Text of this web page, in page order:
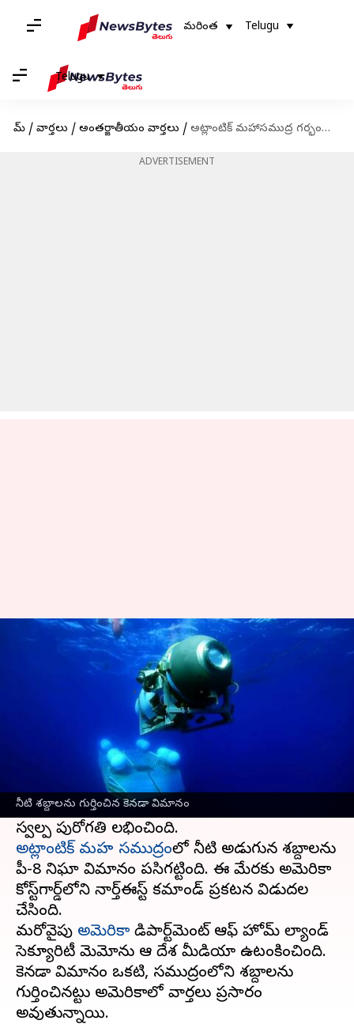
మరింత Telugu
Telugu
హోమ్ / వార్తలు / అంతర్జాతీయం వార్తలు / అట్లాంటిక్ మహాసముద్ర గర్భంలో నీటి శబ్ధాలను గుర్తించిన కెనడా విమానం
ADVERTISEMENT
నీటి శబ్దాలను గుర్తించిన కెనడా విమానం
అట్లాంటిక్ మహాసముద్ర గర్భంలో నీటి
శబ్ధాలను గుర్తించిన కెనడా విమానం
Jun 21, 2023 01:58 pm
ఈ వార్తాకథనం ఏంటి
టైటానిక్ నౌక శకలాలను చూసేందుకు వెళ్లి గల్లంతైన
మినీ జలాంతర్గామి వద్ద నీటి శబ్దాలను కెనడా నిఘా
విమానం గుర్తించింది. ఈ మేరకు గాలింపు ప్రక్రియలో
అట్లాంటిక్‌ మహ సముద్రంలో నీటి అడుగున శబ్దాలను
పీ-8 నిఘా విమానం పసిగట్టింది. ఈ మేరకు అమెరికా
కోస్ట్‌గార్డ్‌లోని నార్త్‌ఈస్ట్‌ కమాండ్‌ ప్రకటన విడుదల
చేసింది.
మరోవైపు అమెరికా డిపార్ట్‌మెంట్‌ ఆఫ్‌ హోమ్‌ ల్యాండ్
సెక్యూరిటీ మెమోను ఆ దేశ మీడియా ఉటంకించింది.
కెనడా విమానం ఒకటి, సముద్రంలోని శబ్దాలను
గుర్తించినట్టు అమెరికాలో వార్తలు ప్రసారం